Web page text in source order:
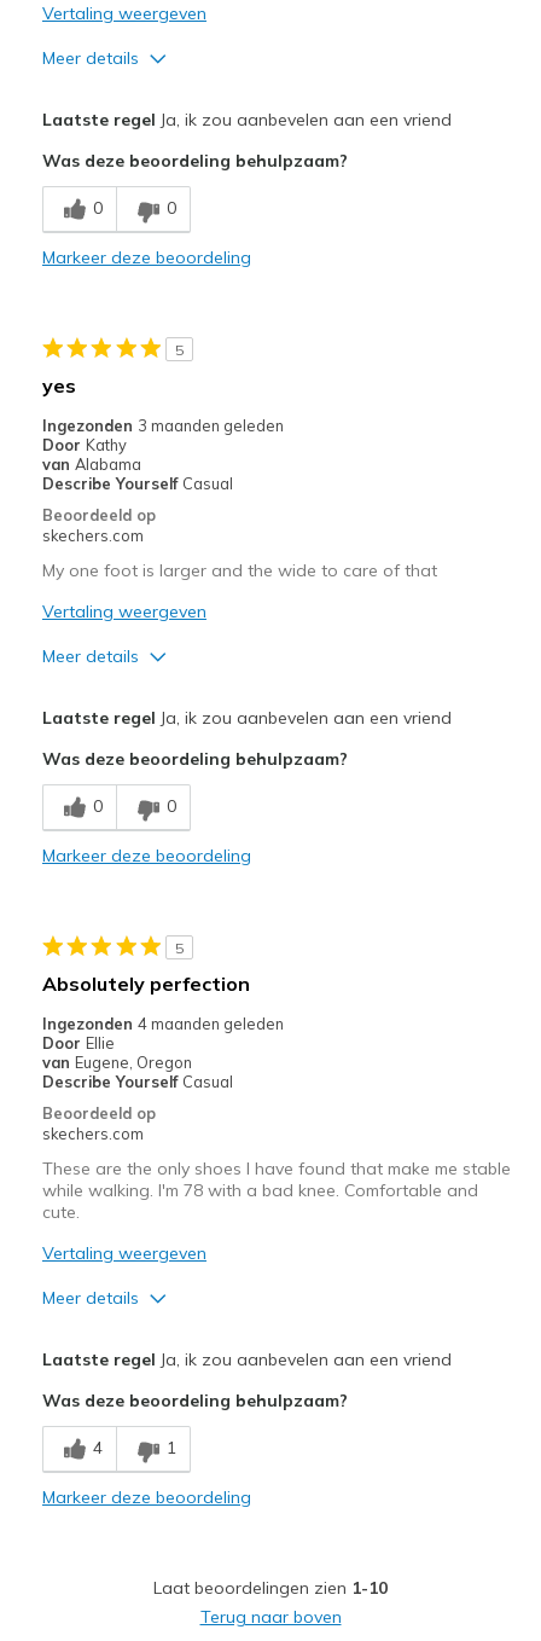
Vertaling weergeven
Meer details
Comfortable
Minpunten
Need Break In
Casual Wear
Sizing
View On Shoes
Shoes are for Wearing
Laatste regel Ja, ik zou aanbevelen aan een vriend
Was deze beoordeling behulpzaam?
0 0
Markeer deze beoordeling
5
yes
Ingezonden 3 maanden geleden
Door Kathy
van Alabama
Describe Yourself Casual
Beoordeeld op
skechers.com
My one foot is larger and the wide to care of that
Vertaling weergeven
Meer details
Stylish
Minpunten
Need Break In
Casual Wear
Sizing
View On Shoes
Shoes are for Wearing
Laatste regel Ja, ik zou aanbevelen aan een vriend
Was deze beoordeling behulpzaam?
0 0
Markeer deze beoordeling
5
Absolutely perfection
Ingezonden 4 maanden geleden
Door Ellie
van Eugene, Oregon
Describe Yourself Casual
Beoordeeld op
skechers.com
These are the only shoes I have found that make me stable
while walking. I'm 78 with a bad knee. Comfortable and
cute.
Vertaling weergeven
Meer details
Comfortable
Stylish
Laatste regel Ja, ik zou aanbevelen aan een vriend
Was deze beoordeling behulpzaam?
4 1
Markeer deze beoordeling
Laat beoordelingen zien 1-10
Terug naar boven